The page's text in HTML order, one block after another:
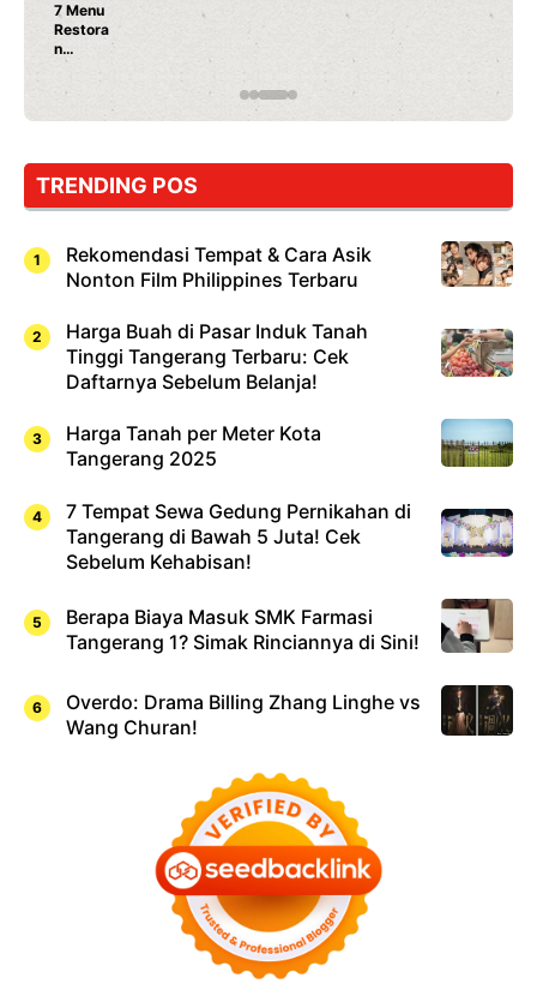
7 Menu
Restora
n
Jepang
yang
Dicoba,
Cuma
Sushi!
TRENDING POS
Rekomendasi Tempat & Cara Asik
Nonton Film Philippines Terbaru
Harga Buah di Pasar Induk Tanah
Tinggi Tangerang Terbaru: Cek
Daftarnya Sebelum Belanja!
Harga Tanah per Meter Kota
Tangerang 2025
7 Tempat Sewa Gedung Pernikahan di
Tangerang di Bawah 5 Juta! Cek
Sebelum Kehabisan!
Berapa Biaya Masuk SMK Farmasi
Tangerang 1? Simak Rinciannya di Sini!
Overdo: Drama Billing Zhang Linghe vs
Wang Churan!